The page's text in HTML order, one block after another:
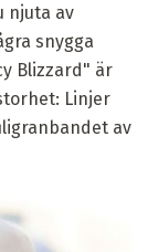
njuta av
snygga
Blizzard" är
Linjer
av